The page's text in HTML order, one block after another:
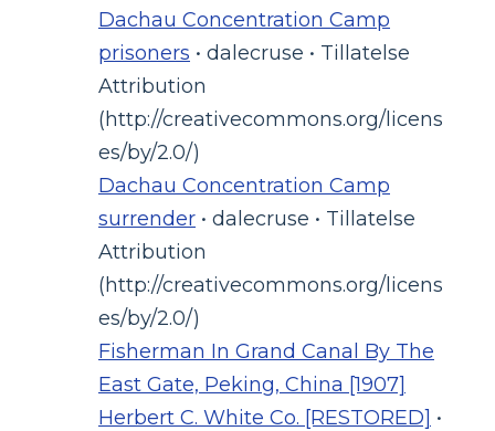
Dachau Concentration Camp
prisoners • dalecruse • Tillatelse
Attribution
(http://creativecommons.org/licens
es/by/2.0/)
Dachau Concentration Camp
surrender • dalecruse • Tillatelse
Attribution
(http://creativecommons.org/licens
es/by/2.0/)
Fisherman In Grand Canal By The
East Gate, Peking, China [1907]
Herbert C. White Co. [RESTORED] •